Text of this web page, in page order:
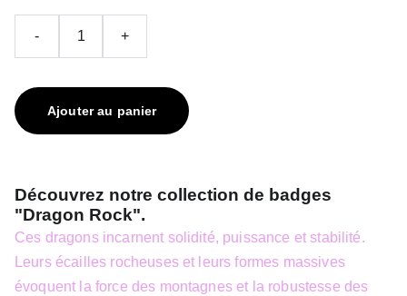
- +
Ajouter au panier
Découvrez notre collection de badges
"Dragon Rock".
Ces dragons incarnent solidité, puissance et stabilité.
Leurs écailles rocheuses et leurs formes massives
évoquent la force des montagnes et la robustesse des